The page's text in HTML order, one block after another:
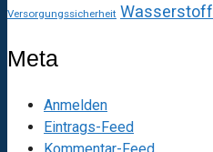
Versorgungssicherheit Wasserstoff
Meta
Anmelden
Eintrags-Feed